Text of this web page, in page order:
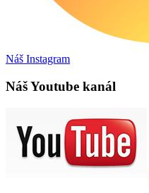
Náš Instagram
Náš Youtube kanál